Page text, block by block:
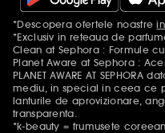
Mentiuni aditionale
*Descopera ofertele noastre
*Exclusiv in reteaua de
Clean at Sephora : Formule
Planet Aware at Sephora :
PLANET AWARE AT
mediu, in special in ceea ce
lanturile de aprovizionare,
transparenta.
*k-beauty = frumusete